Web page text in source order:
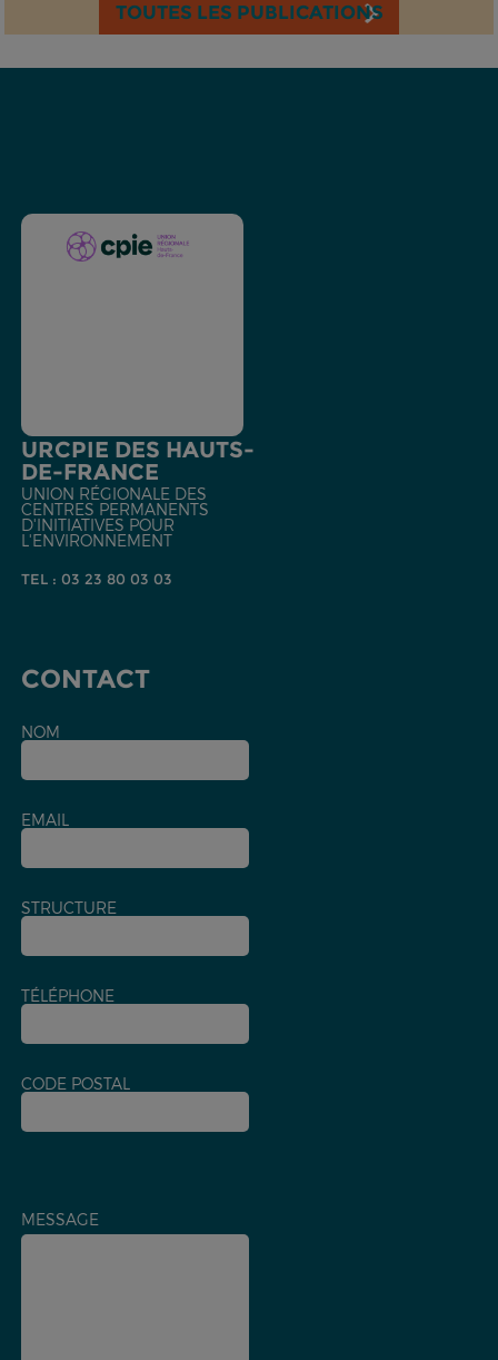
TOUTES LES PUBLICATIONS
URCPIE DES HAUTS-
DE-FRANCE
UNION RÉGIONALE DES
CENTRES PERMANENTS
D'INITIATIVES POUR
L'ENVIRONNEMENT
TEL : 03 23 80 03 03
CONTACT
NOM
EMAIL
STRUCTURE
TÉLÉPHONE
CODE POSTAL
MESSAGE